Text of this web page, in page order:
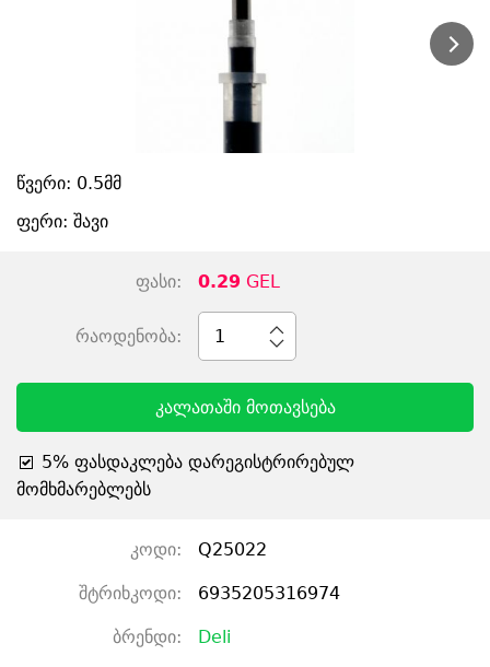
წვერი: 0.5მმ
ფერი: შავი
ფასი: 0.29 GEL
რაოდენობა: 1
კალათაში მოთავსება
5% ფასდაკლება დარეგისტრირებულ
მომხმარებლებს
კოდი: Q25022
შტრიხკოდი: 6935205316974
ბრენდი: Deli